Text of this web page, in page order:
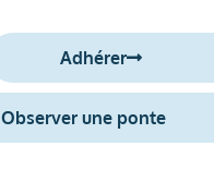
Adhérer
Observer une ponte